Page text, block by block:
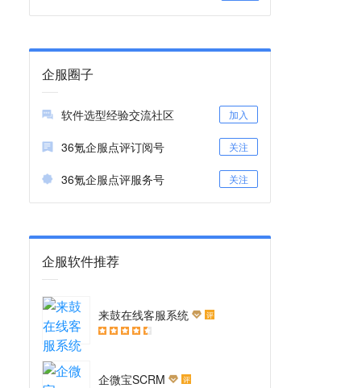
企服圈子
软件选型经验交流社区 加入
36氪企服点评订阅号 关注
36氪企服点评服务号 关注
企服软件推荐
来鼓在线客服系统 评
企微宝SCRM 评